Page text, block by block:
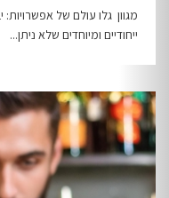
מגוון גלו עולם של
ייחודיים ומיוחדים שלא ניתן...